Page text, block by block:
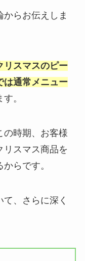
からお伝えしま
リスマスのピー
は通常メニュー
。
の時期、お客様
リスマス商品を
らです。
、さらに深く